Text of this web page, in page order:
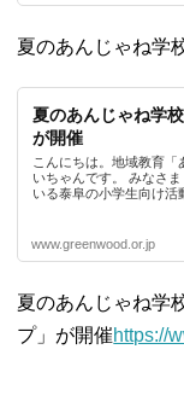
夏のあんじゃね学
夏のあんじゃね学
が開催
こんにちは。地域教育
いちゃんです。 みなさ
いる泰阜の小学生向け活
www.greenwood.or.jp
夏のあんじゃね学
プ」が開催https://